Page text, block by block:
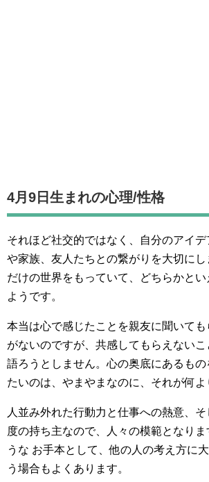
4月9日生まれの心理/性格
それほど社交的ではなく、自分のアイ
や家族、友人たちとの繋がりを大切に
だけの世界をもっていて、どちらかと
ようです。
本当は心で感じたことを親友に聞いて
がないのですが、共感してもらえない
語ろうとしません。心の奥底にあるも
たいのは、やまやまなのに、それが何よ
人並み外れた行動力と仕事への熱意、
度の持ち主なので、人々の模範となり
うな お手本として、他の人の考え方に
う場合もよくあります。